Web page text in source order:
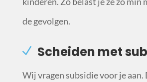
de gevolgen.
Scheiden met
Wij vragen subsidie voor je aan.